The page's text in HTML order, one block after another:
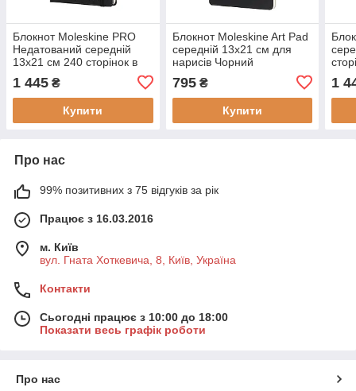
Блокнот Moleskine PRO
Недатований середній
13х21 см 240 сторінок в
(8058647620756)
1 445 ₴
Купити
Блокнот Moleskine Art Pad
середній 13х21 см для
нарисів Чорний
795₴
Купити
1
Про нас
99% позитивних з 75 відгуків за рік
Працює з 16.03.2016
м. Київ
вул. Гната Хоткевича, 8, Київ, Україна
Контакти
Сьогодні працює з 10:00 до 18:00
Показати весь графік роботи
Про нас